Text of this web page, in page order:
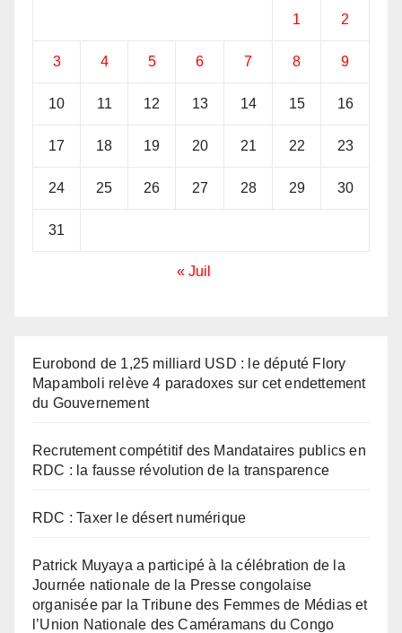
1 2
3 4 5 6 7 8 9
10 11 12 13 14 15 16
17 18 19 20 21 22 23
24 25 26 27 28 29 30
31
« Juil
Eurobond de 1,25 milliard USD : le député Flory
Mapamboli relève 4 paradoxes sur cet endettement
du Gouvernement
Recrutement compétitif des Mandataires publics en
RDC : la fausse révolution de la transparence
RDC : Taxer le désert numérique
Patrick Muyaya a participé à la célébration de la
Journée nationale de la Presse congolaise
organisée par la Tribune des Femmes de Médias et
l’Union Nationale des Caméramans du Congo